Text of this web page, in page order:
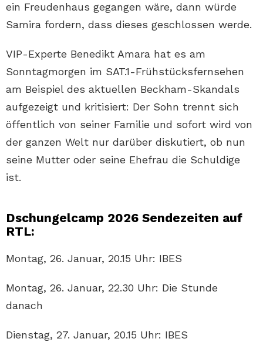
ein Freudenhaus gegangen wäre, dann würde
Samira fordern, dass dieses geschlossen werde.
VIP-Experte Benedikt Amara hat es am
Sonntagmorgen im SAT.1-Frühstücksfernsehen
am Beispiel des aktuellen Beckham-Skandals
aufgezeigt und kritisiert: Der Sohn trennt sich
öffentlich von seiner Familie und sofort wird von
der ganzen Welt nur darüber diskutiert, ob nun
seine Mutter oder seine Ehefrau die Schuldige
ist.
Dschungelcamp 2026 Sendezeiten auf
RTL:
Montag, 26. Januar, 20.15 Uhr: IBES
Montag, 26. Januar, 22.30 Uhr: Die Stunde
danach
Dienstag, 27. Januar, 20.15 Uhr: IBES